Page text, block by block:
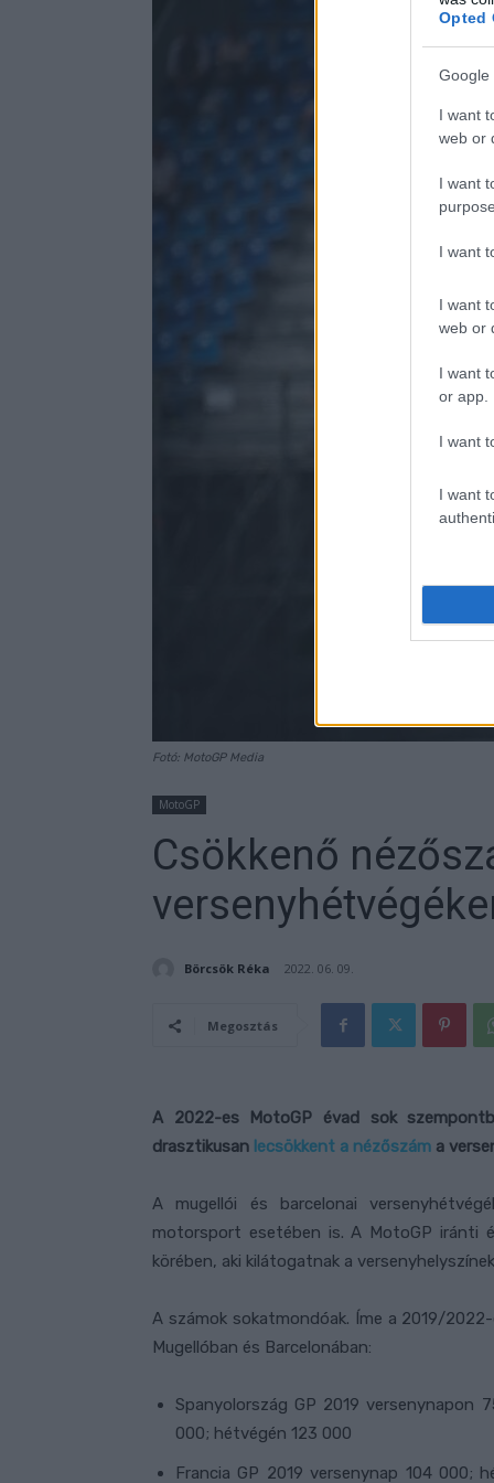
Opted
Google
I want
web or
I want
I want
I want
web or
I want
or app.
I want
I want